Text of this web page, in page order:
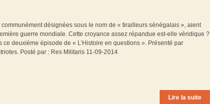
désignées sous le nom de « tirailleurs sénégalais », aient
guerre mondiale. Cette croyance assez répandue est-elle véridique ?
deuxième épisode de « L’Histoire en questions ». Présenté par
Posté par : Res Militaris 11-09-2014
Lire la suite